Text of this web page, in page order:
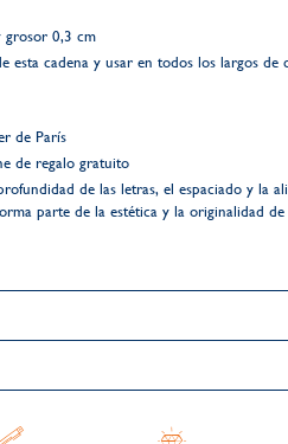
0,3 cm
esta cadena y usar en todos los largos de
de París
de regalo gratuito
de las letras, el espaciado y la
parte de la estética y la originalidad de